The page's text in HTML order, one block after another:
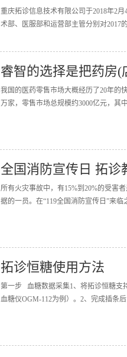
重庆拓诊信息技术有限公司于2018年2
术部、医服部和运营部主管分别对2017
睿智的选择是把药房
我国的医药零售市场大概经历了20年的
万家，零售市场总规模约3000亿元，其
全国消防宣传日 拓诊
所有火灾事故中，有15%到20%的受害
据的一员。在“119全国消防宣传日”来
拓诊恒糖使用方法
第一步 血糖数据采集1、将拓诊恒糖支
血糖仪OGM-112为例）。2、完成插条